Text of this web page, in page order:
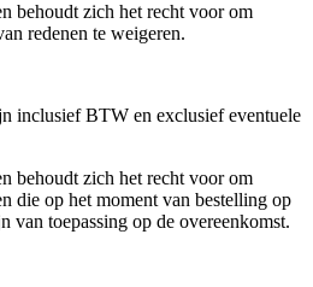
behoudt zich het recht voor om
redenen te weigeren.
inclusief BTW en exclusief eventuele
behoudt zich het recht voor om
die op het moment van bestelling op
van toepassing op de overeenkomst.